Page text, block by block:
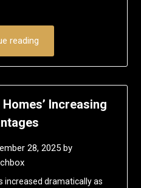
reading
Increasing
28, 2025 by
increased dramatically as